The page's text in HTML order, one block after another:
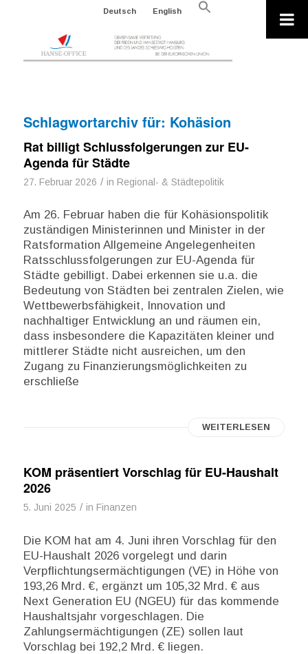
Deutsch English
Search
Schlagwortarchiv für: Kohäsion
Rat billigt Schlussfolgerungen zur EU-
Agenda für Städte
27. Februar 2026 / in Regional- & Städtepolitik
Am 26. Februar haben die für Kohäsionspolitik
zuständigen Ministerinnen und Minister in der
Ratsformation Allgemeine Angelegenheiten
Ratsschlussfolgerungen zur EU-Agenda für
Städte gebilligt. Dabei erkennen sie u.a. die
Bedeutung von Städten bei zentralen Zielen, wie
Wettbewerbsfähigkeit, Innovation und
nachhaltiger Entwicklung an und räumen ein,
dass insbesondere die Kapazitäten kleiner und
mittlerer Städte nicht ausreichen, um den
Zugang zu Finanzierungsmöglichkeiten zu
erschließe
WEITERLESEN
KOM präsentiert Vorschlag für EU-Haushalt
2026
5. Juni 2025 / in Finanzen
Die KOM hat am 4. Juni ihren Vorschlag für den
EU-Haushalt 2026 vorgelegt und darin
Verpflichtungsermächtigungen (VE) in Höhe von
193,26 Mrd. €, ergänzt um 105,32 Mrd. € aus
Next Generation EU (NGEU) für das kommende
Haushaltsjahr vorgeschlagen. Die
Zahlungsermächtigungen (ZE) sollen laut
Vorschlag bei 192,2 Mrd. € liegen.